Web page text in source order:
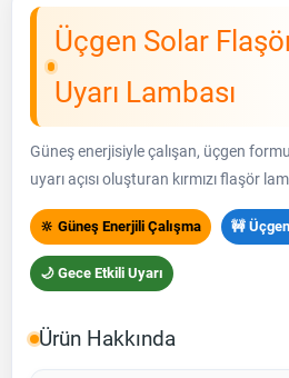
Üçgen Solar Flaşör
Uyarı Lambası
Güneş enerjisiyle çalışan, üçgen
uyarı açısı oluşturan kırmızı flaşör
🔆 Güneş Enerjili Çalışma 🚧
🌙 Gece Etkili Uyarı
Ürün Hakkında